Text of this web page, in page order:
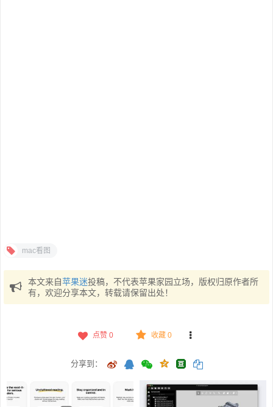
mac看图
本文来自苹果迷投稿，不代表苹果家园立场，版权归原作者所
有，欢迎分享本文，转载请保留出处！
点赞 0 收藏 0
分享到：